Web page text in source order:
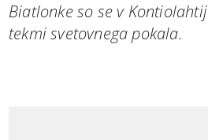
Biatlonke so se v
tekmi svetovnega pokala.